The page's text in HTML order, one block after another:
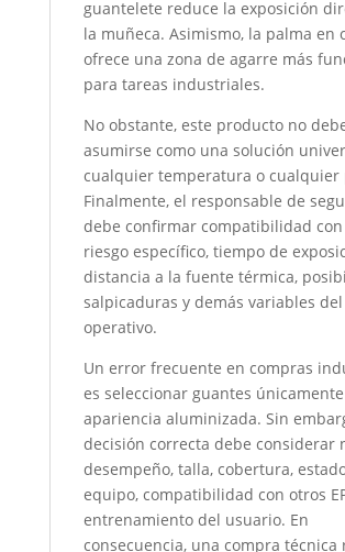
guantelete reduce la exposición
la muñeca. Asimismo, la palma en
ofrece una zona de agarre más
para tareas industriales.
No obstante, este producto no
asumirse como una solución
cualquier temperatura o cualquier
Finalmente, el responsable de
debe confirmar compatibilidad con
riesgo específico, tiempo de
distancia a la fuente térmica,
salpicaduras y demás variables
operativo.
Un error frecuente en compras
es seleccionar guantes
apariencia aluminizada. Sin
decisión correcta debe considerar
desempeño, talla, cobertura,
equipo, compatibilidad con otros
entrenamiento del usuario. En
consecuencia, una compra técnica